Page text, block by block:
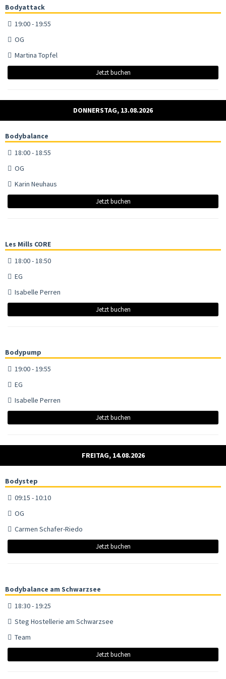
Bodyattack
19:00 - 19:55
OG
Martina Topfel
Jetzt buchen
DONNERSTAG, 13.08.2026
Bodybalance
18:00 - 18:55
OG
Karin Neuhaus
Jetzt buchen
Les Mills CORE
18:00 - 18:50
EG
Isabelle Perren
Jetzt buchen
Bodypump
19:00 - 19:55
EG
Isabelle Perren
Jetzt buchen
FREITAG, 14.08.2026
Bodystep
09:15 - 10:10
OG
Carmen Schafer-Riedo
Jetzt buchen
Bodybalance am Schwarzsee
18:30 - 19:25
Steg Hostellerie am Schwarzsee
Team
Jetzt buchen